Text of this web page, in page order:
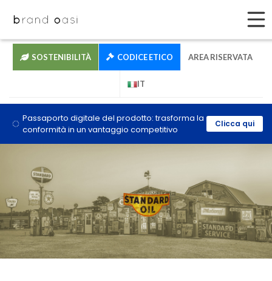
SOSTENIBILITÀ CODICE ETICO AREA RISERVATA
IT
Passaporto digitale del prodotto: trasforma la
conformità in un vantaggio competitivo
Clicca qui